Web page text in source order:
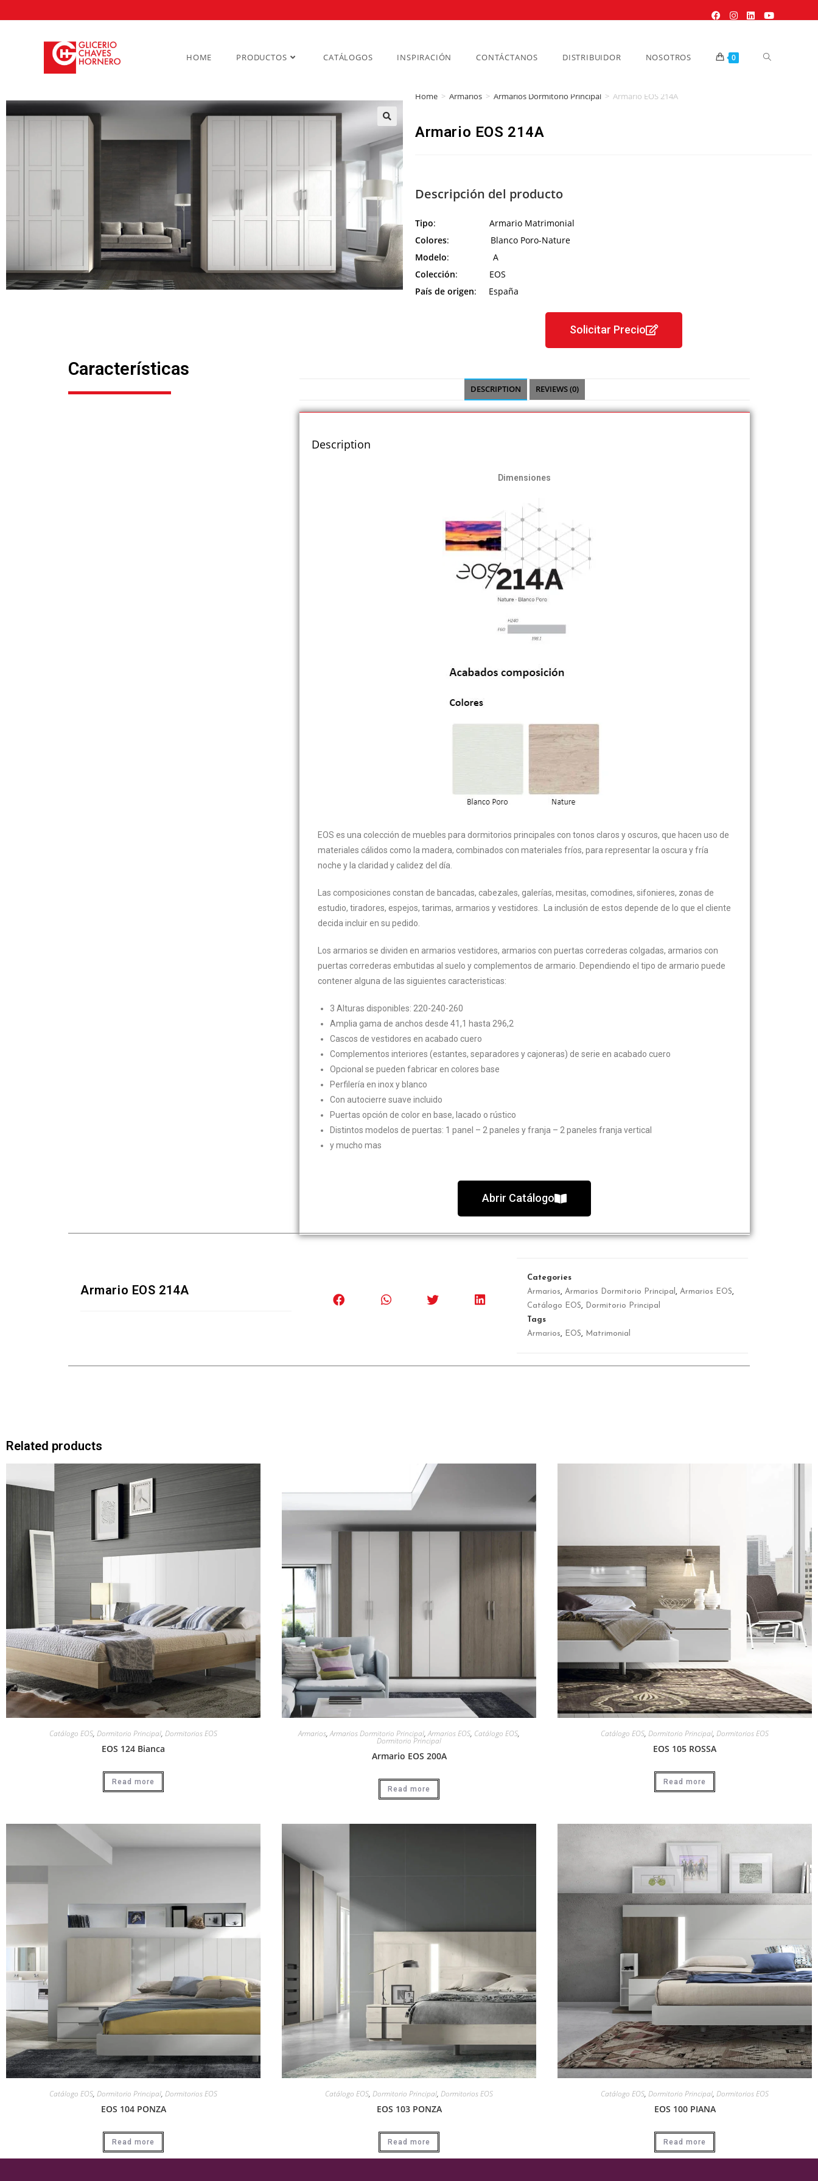
HOME PRODUCTOS CATÁLOGOS INSPIRACIÓN CONTÁCTANOS DISTRIBUIDOR NOSOTROS 0
Home > Armarios > Armarios Dormitorio Principal > Armario EOS 214A
Armario EOS 214A
Descripción del producto
Tipo: Armario Matrimonial
Colores: Blanco Poro-Nature
Modelo: A
Colección: EOS
País de origen: España
Solicitar Precio
Características
DESCRIPTION REVIEWS (0)
Description
Dimensiones
EOS es una colección de muebles para dormitorios principales con tonos claros y oscuros, que hacen uso de
materiales cálidos como la madera, combinados con materiales fríos, para representar la oscura y fría
noche y la claridad y calidez del día.
Las composiciones constan de bancadas, cabezales, galerías, mesitas, comodines, sifonieres, zonas de
estudio, tiradores, espejos, tarimas, armarios y vestidores. La inclusión de estos depende de lo que el cliente
decida incluir en su pedido.
Los armarios se dividen en armarios vestidores, armarios con puertas correderas colgadas, armarios con
puertas correderas embutidas al suelo y complementos de armario. Dependiendo el tipo de armario puede
contener alguna de las siguientes caracteristicas:
3 Alturas disponibles: 220-240-260
Amplia gama de anchos desde 41,1 hasta 296,2
Cascos de vestidores en acabado cuero
Complementos interiores (estantes, separadores y cajoneras) de serie en acabado cuero
Opcional se pueden fabricar en colores base
Perfilería en inox y blanco
Con autocierre suave incluido
Puertas opción de color en base, lacado o rústico
Distintos modelos de puertas: 1 panel – 2 paneles y franja – 2 paneles franja vertical
y mucho mas
Abrir Catálogo
Armario EOS 214A
Categories
Armarios,Armarios Dormitorio Principal,Armarios EOS,
Catálogo EOS,
Dormitorio Principal
Tags
Armarios, EOS, Matrimonial
Related products
Catálogo EOS, Dormitorio Principal, Dormitorios EOS
EOS 124 Bianca
Read more
Armarios,Armarios Dormitorio Principal,Armarios EOS, Catálogo EOS,
Dormitorio Principal
Armario EOS 200A
Read more
Catálogo EOS, Dormitorio Principal, Dormitorios EOS
EOS 105 ROSSA
Read more
Catálogo EOS, Dormitorio Principal, Dormitorios EOS
EOS 104 PONZA
Read more
Catálogo EOS, Dormitorio Principal, Dormitorios EOS
EOS 103 PONZA
Read more
Catálogo EOS, Dormitorio Principal, Dormitorios EOS
EOS 100 PIANA
Read more